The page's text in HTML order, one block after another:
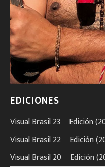
EDICIONES
Visual Brasil 23º Edición
Visual Brasil 22º Edición
Visual Brasil 20º Edición